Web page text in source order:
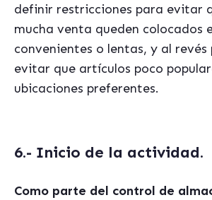
definir restricciones para evitar
mucha venta queden colocados
convenientes o lentas, y al revés
evitar que artículos poco
ubicaciones preferentes.
6.- Inicio de la actividad.
Como parte del control de